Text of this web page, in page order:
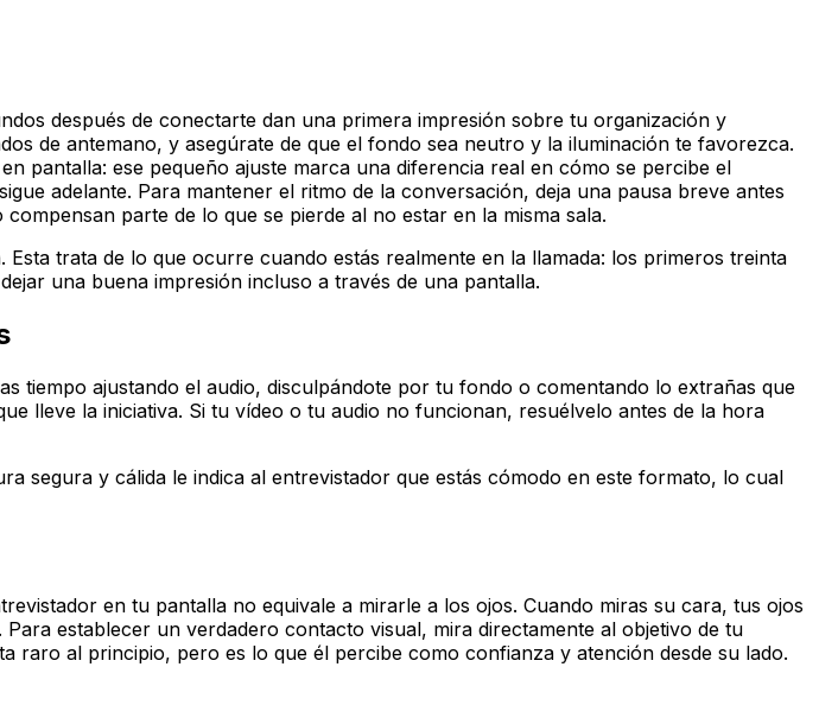
después de conectarte dan una primera impresión sobre tu organización y
de antemano, y asegúrate de que el fondo sea neutro y la iluminación te favorezca.
pantalla: ese pequeño ajuste marca una diferencia real en cómo se percibe el
adelante. Para mantener el ritmo de la conversación, deja una pausa breve antes
parte de lo que se pierde al no estar en la misma sala.
trata de lo que ocurre cuando estás realmente en la llamada: los primeros treinta
una buena impresión incluso a través de una pantalla.
tiempo ajustando el audio, disculpándote por tu fondo o comentando lo extrañas que
lleve la iniciativa. Si tu vídeo o tu audio no funcionan, resuélvelo antes de la hora
segura y cálida le indica al entrevistador que estás cómodo en este formato, lo cual
en tu pantalla no equivale a mirarle a los ojos. Cuando miras su cara, tus ojos
establecer un verdadero contacto visual, mira directamente al objetivo de tu
al principio, pero es lo que él percibe como confianza y atención desde su lado.